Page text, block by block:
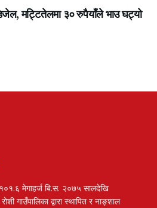
मट्टितेलमा ३० रुपैयाँले भाउ घट्यो
१०१.६ मेगाहर्ज बि.स. २०७५ सालदेखि
गाउँपालिका द्वारा स्थापित र नाङ्शाल